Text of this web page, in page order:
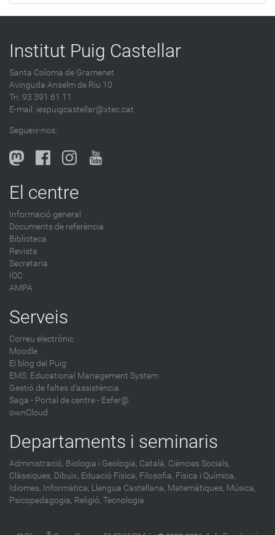
Institut Puig Castellar
Santa Coloma de Gramenet
Avinguda Anselm de Riu 10
Tn: 93 391 61 11
E-mail: iespuigcastellar@xtec.cat
Segueix-nos:
El centre
Informació general
Documents de referència
Biblioteca
Revista
Secretaria
IOC
AMPA
Serveis
Correu electrònic
Moodle
El blog del Puig
EMS: Educational Management System
Gestió de faltes d'assistència
Saga - Portal de centre - Esfer@
ownCloud
Departaments i seminaris
Administració, Biologia i Geologia, Català, Ciències Socials,
Clàssiques, Dibuix, Eduació Física, Filosofia, Física i Química,
Idiomes, Informàtica, Llengua Castellana, Matemàtiques, Música,
Psicopedagogia, Religió, Tecnologia